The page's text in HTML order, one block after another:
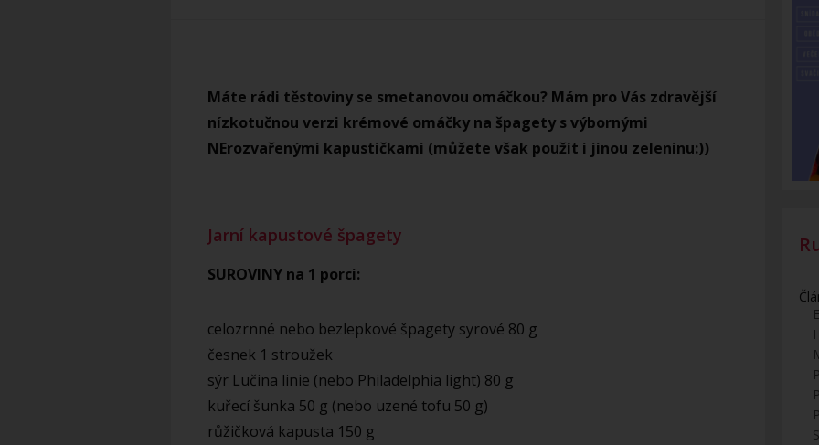
Máte rádi těstoviny se smetanovou omáčkou? Mám pro Vás zdravější
nízkotučnou verzi krémové omáčky na špagety s výbornými
NErozvařenými kapustičkami (můžete však použít i jinou zeleninu:))
Jarní kapustové špagety
SUROVINY na 1 porci:
celozrnné nebo bezlepkové špagety syrové 80 g
česnek 1 stroužek
sýr Lučina linie (nebo Philadelphia light) 80 g
kuřecí šunka 50 g (nebo uzené tofu 50 g)
růžičková kapusta 150 g